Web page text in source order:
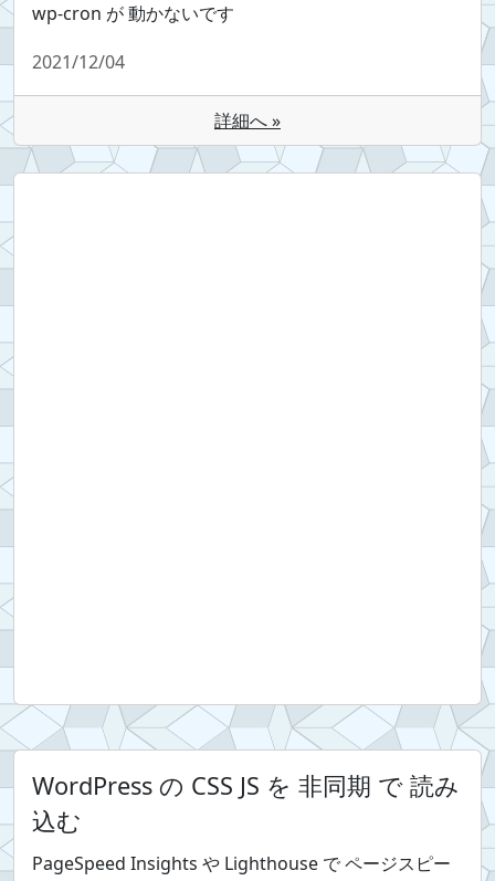
wp-cron が 動かないです
2021/12/04
詳細へ »
WordPress の CSS JS を 非同期 で 読み
込む
PageSpeed Insights や Lighthouse で ページスピー